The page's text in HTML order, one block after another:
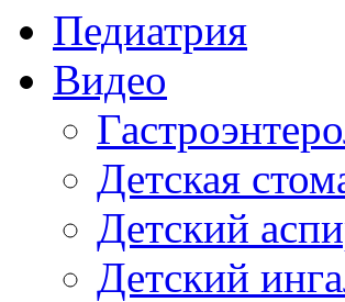
Педиатрия
Видео
Детская
Детский
Детский